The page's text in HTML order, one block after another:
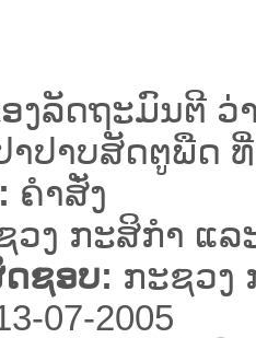
ງລັດຖະມົນຕີ ວ່
ປາບສັດຕູພືດ
ຄໍາສັ່ງ
ວງ ກະສິກຳ ແລ
ຊອບ: ກະຊວງ
07-2005